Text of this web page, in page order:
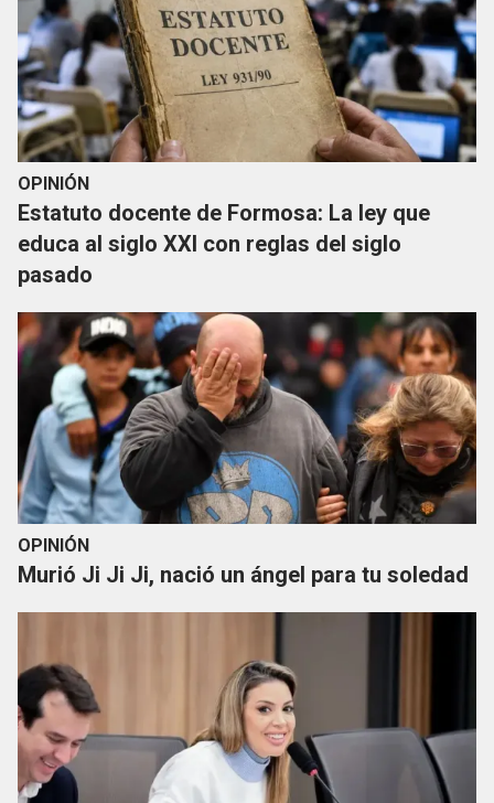
OPINIÓN
Estatuto docente de Formosa: La ley que
educa al siglo XXI con reglas del siglo
pasado
OPINIÓN
Murió Ji Ji Ji, nació un ángel para tu soledad